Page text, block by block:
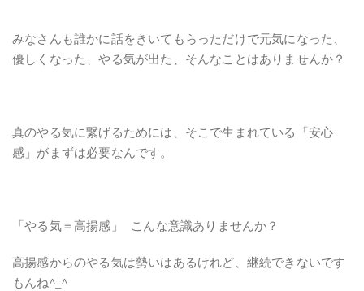
みなさんも誰かに話をきいてもらっただけで元気になった、
優しくなった、やる気が出た、そんなことはありませんか？
真のやる気に繋げるためには、そこで生まれている「安心
感」がまずは必要なんです。
「やる気＝高揚感」 こんな意識ありませんか？
高揚感からのやる気は勢いはあるけれど、継続できないです
もんね^_^